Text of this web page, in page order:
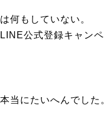
何もしていない。
公式登録キャン
当にたいへんでした